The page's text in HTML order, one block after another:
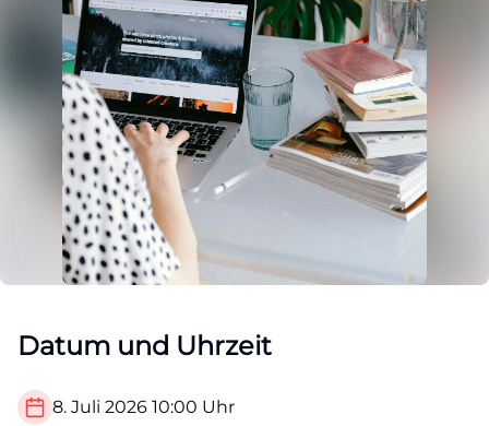
Datum und Uhrzeit
8. Juli 2026 10:00 Uhr